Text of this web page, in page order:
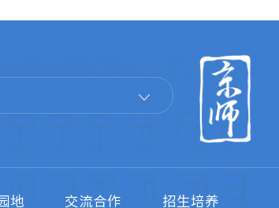
地 交流合作 招生培养